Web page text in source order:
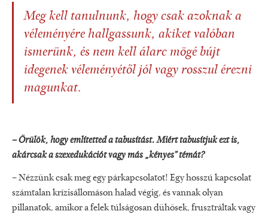
Meg kell tanulnunk, hogy csak azoknak a
véleményére hallgassunk, akiket valóban
ismerünk, és nem kell álarc mögé bújt
idegenek véleményétől jól vagy rosszul érezni
magunkat.
– Örülök, hogy említetted a tabusítást. Miért tabusítjuk ezt is,
akárcsak a szexedukációt vagy más „kényes” témát?
– Nézzünk csak meg egy párkapcsolatot! Egy hosszú kapcsolat
számtalan krízisállomáson halad végig, és vannak olyan
pillanatok, amikor a felek túlságosan dühösek, frusztráltak vagy